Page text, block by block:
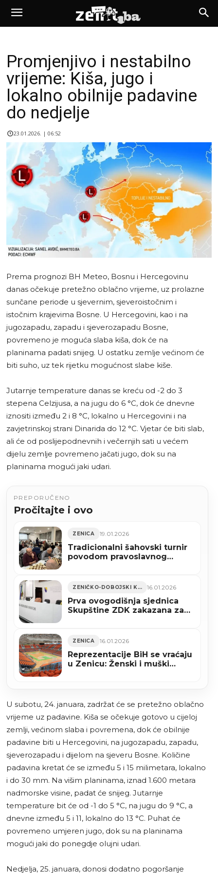
Promjenjivo i nestabilno
vrijeme: Kiša, jugo i
lokalno obilnije padavine
do nedjelje
23.01.2026. | 06:52
Prema prognozi BH Meteo, Bosnu i Hercegovinu
danas očekuje pretežno oblačno vrijeme, uz prolazne
sunčane periode u sjevernim, sjeveroistočnim i
istočnim krajevima Bosne. U Hercegovini, kao i na
jugozapadu, zapadu i sjeverozapadu Bosne,
povremeno je moguća slaba kiša, dok će na
planinama padati snijeg. U ostatku zemlje većinom će
biti suho, uz tek rijetku mogućnost slabe kiše.
Jutarnje temperature danas se kreću od -2 do 3
stepena Celzijusa, a na jugu do 6 °C, dok će dnevne
iznositi između 2 i 8 °C, lokalno u Hercegovini i na
zavjetrinskoj strani Dinarida do 12 °C. Vjetar će biti slab,
ali će od poslijepodnevnih i večernjih sati u većem
dijelu zemlje povremeno jačati jugo, dok su na
planinama mogući jaki udari.
PREPORUČENO
Pročitajte i ovo
ZENICA 19.01.2026
Tradicionalni šahovski turnir
povodom pravoslavnog
ZENIČKO-DOBOJSKI KANTON 16.01.2026
Prva ovogodišnja sjednica
Skupštine ZDK zakazana za
ZENICA 16.01.2026
Reprezentacije BiH se vraćaju
u Zenicu: Ženski i muški
U subotu, 24. januara, zadržat će se pretežno oblačno
vrijeme uz padavine. Kiša se očekuje gotovo u cijeloj
zemlji, većinom slaba i povremena, dok će obilnije
padavine biti u Hercegovini, na jugozapadu, zapadu,
sjeverozapadu i dijelom na sjeveru Bosne. Količine
padavina kretat će se između 5 i 15 milimetara, lokalno
i do 30 mm. Na višim planinama, iznad 1.600 metara
nadmorske visine, padat će snijeg. Jutarnje
temperature bit će od -1 do 5 °C, na jugu do 9 °C, a
dnevne između 5 i 11, lokalno do 13 °C. Puhat će
povremeno umjeren jugo, dok su na planinama
mogući jaki do ponegdje olujni udari.
Nedjelja, 25. januara, donosi dodatno pogoršanje